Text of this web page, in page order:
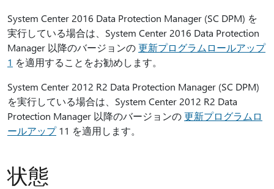
System Center 2016 Data Protection Manager (SC DPM) を
実行している場合は、System Center 2016 Data Protection
Manager 以降のバージョンの更新プログラムロールアップ
1 を適用することをお勧めします。
System Center 2012 R2 Data Protection Manager (SC DPM)
を実行している場合は、System Center 2012 R2 Data
Protection Manager 以降のバージョンの更新プログラムロ
ールアップ11 を適用します。
状態